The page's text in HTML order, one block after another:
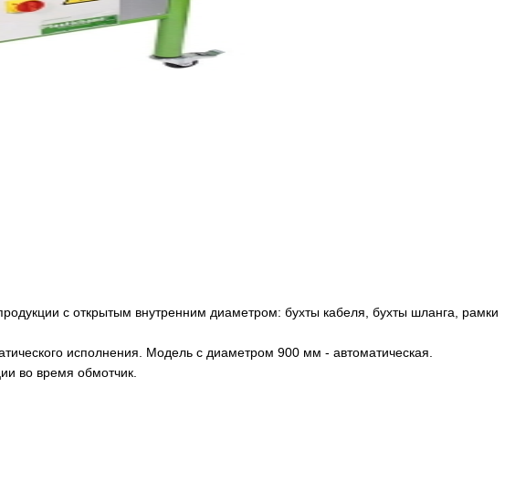
с открытым внутренним диаметром: бухты кабеля, бухты шланга, рамки
исполнения. Модель с диаметром 900 мм - автоматическая.
во время обмотчик.